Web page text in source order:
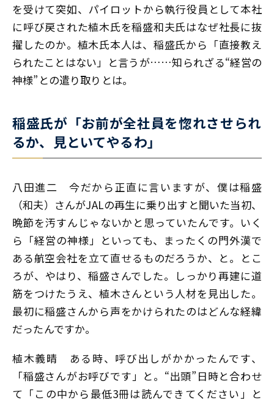
を受けて突如、パイロットから執行役員として本社
に呼び戻された植木氏を稲盛和夫氏はなぜ社長に抜
擢したのか。植木氏本人は、稲盛氏から「直接教え
られたことはない」と言うが……知られざる“経営の
神様”との遣り取りとは。
稲盛氏が「お前が全社員を惚れさせられ
るか、見といてやるわ」
八田進二 今だから正直に言いますが、僕は稲盛
（和夫）さんがJALの再生に乗り出すと聞いた当初、
晩節を汚すんじゃないかと思っていたんです。いく
ら「経営の神様」といっても、まったくの門外漢で
ある航空会社を立て直せるものだろうか、と。とこ
ろが、やはり、稲盛さんでした。しっかり再建に道
筋をつけたうえ、植木さんという人材を見出した。
最初に稲盛さんから声をかけられたのはどんな経緯
だったんですか。
植木義晴 ある時、呼び出しがかかったんです、
「稲盛さんがお呼びです」と。“出頭”日時と合わせ
て「この中から最低3冊は読んできてください」と